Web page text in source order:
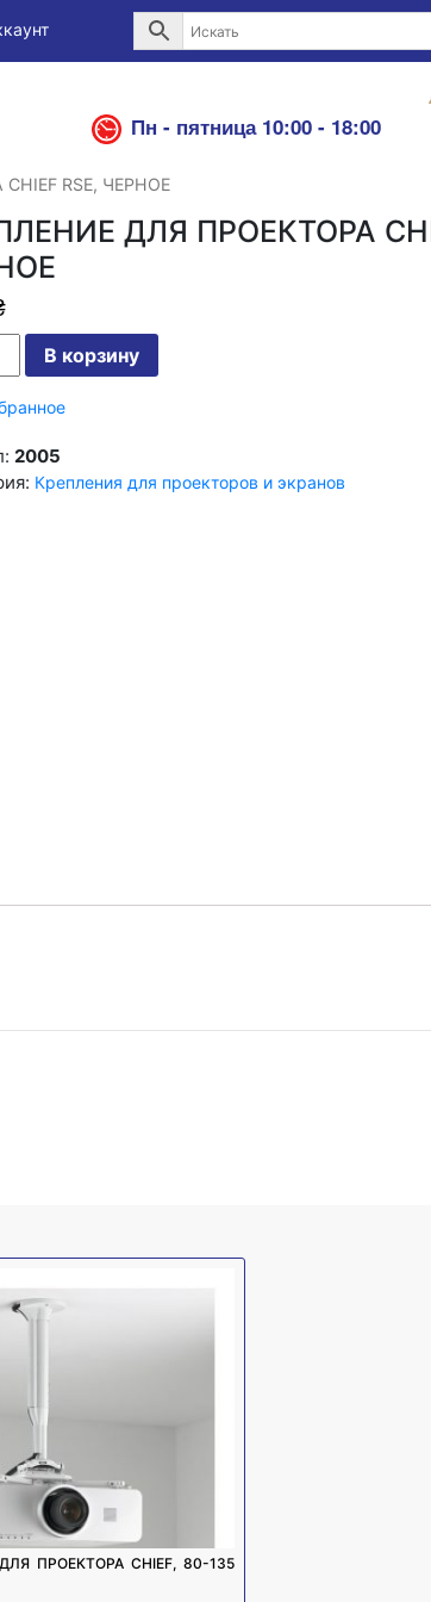
Пн - пятница 10:00 - 18:00
RSE, ЧЕРНОЕ
ДЛЯ ПРОЕКТОРА
В корзину
2005
Крепления для проекторов и экранов
ПРОЕКТОРА CHIEF, 80-135